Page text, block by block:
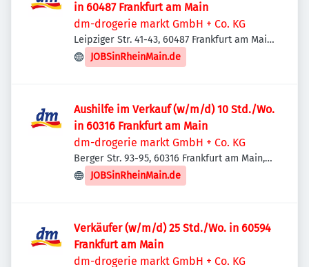
in 60487 Frankfurt am Main
dm-drogerie markt GmbH + Co. KG
Leipziger Str. 41-43, 60487 Frankfurt am Main,
Deutschland
JOBSinRheinMain.de
Aushilfe im Verkauf (w/m/d) 10 Std./Wo.
in 60316 Frankfurt am Main
dm-drogerie markt GmbH + Co. KG
Berger Str. 93-95, 60316 Frankfurt am Main,
Deutschland
JOBSinRheinMain.de
Verkäufer (w/m/d) 25 Std./Wo. in 60594
Frankfurt am Main
dm-drogerie markt GmbH + Co. KG